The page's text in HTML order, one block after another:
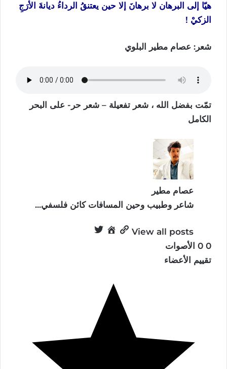
هيّا إلى البرهان لا برهانَ إلا حين يعتنقُ الرداءُ ديانةَ الأرَجِ
الزكيْ !
شعر: عصام مطير البلوي
تمّت بفضل الله ، شعر تفعيلة – شعر حر- على البحر
الكامل
عصام مطير
شاعر وطبيب وحين المسافات كائن فلسفي...
View all posts
0
0 الأصوات
تقييم الأعضاء